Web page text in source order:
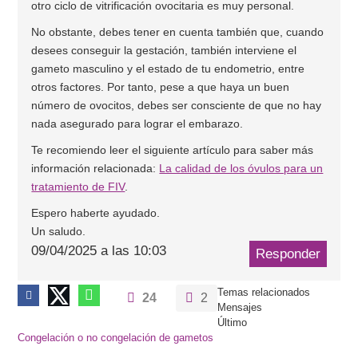
otro ciclo de vitrificación ovocitaria es muy personal.
No obstante, debes tener en cuenta también que, cuando
desees conseguir la gestación, también interviene el
gameto masculino y el estado de tu endometrio, entre
otros factores. Por tanto, pese a que haya un buen
número de ovocitos, debes ser consciente de que no hay
nada asegurado para lograr el embarazo.
Te recomiendo leer el siguiente artículo para saber más
información relacionada: La calidad de los óvulos para un
tratamiento de FIV.
Espero haberte ayudado.
Un saludo.
09/04/2025 a las 10:03 Responder
24 2
Temas relacionados
Mensajes
Último
Congelación o no congelación de gametos